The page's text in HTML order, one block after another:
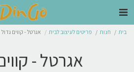
בית חנות פריטים לעיצוב לבית אגרטל - קווים גדול
אגרטל -